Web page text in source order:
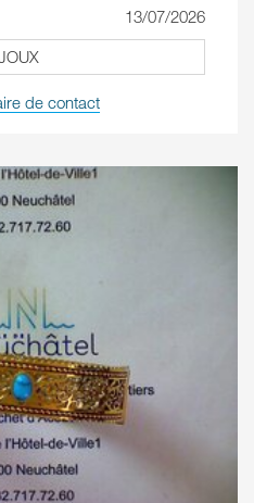
13/07/2026
de contact